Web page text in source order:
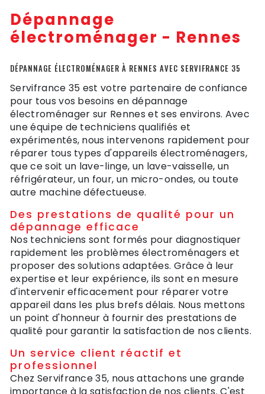
Dépannage
électroménager - Rennes
DÉPANNAGE ÉLECTROMÉNAGER À RENNES AVEC SERVIFRANCE 35
Servifrance 35 est votre partenaire de confiance
pour tous vos besoins en dépannage
électroménager sur Rennes et ses environs. Avec
une équipe de techniciens qualifiés et
expérimentés, nous intervenons rapidement pour
réparer tous types d'appareils électroménagers,
que ce soit un lave-linge, un lave-vaisselle, un
réfrigérateur, un four, un micro-ondes, ou toute
autre machine défectueuse.
Des prestations de qualité pour un
dépannage efficace
Nos techniciens sont formés pour diagnostiquer
rapidement les problèmes électroménagers et
proposer des solutions adaptées. Grâce à leur
expertise et leur expérience, ils sont en mesure
d'intervenir efficacement pour réparer votre
appareil dans les plus brefs délais. Nous mettons
un point d'honneur à fournir des prestations de
qualité pour garantir la satisfaction de nos clients.
Un service client réactif et
professionnel
Chez Servifrance 35, nous attachons une grande